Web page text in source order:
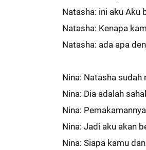
Natasha: ini aku Aku
Natasha: Kenapa
Natasha: ada apa
Nina: Natasha sudah
Nina: Dia adalah
Nina:
Nina: Jadi aku akan
Nina: Siapa kamu